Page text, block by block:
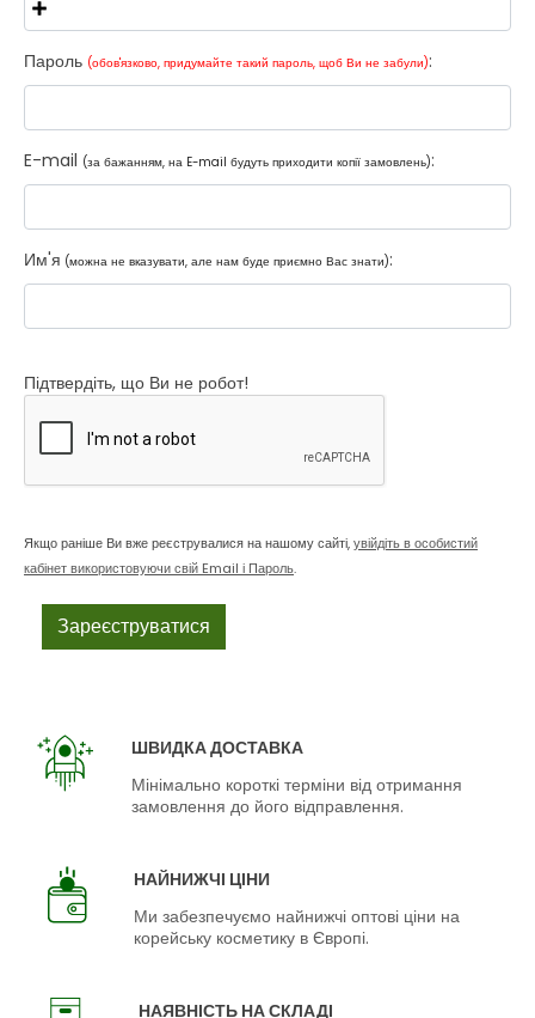
Пароль (обов'язково, придумайте такий пароль, щоб Ви не забули):
E-mail (за бажанням, на E-mail будуть приходити копії замовлень):
Им'я (можна не вказувати, але нам буде приємно Вас знати):
Підтвердіть, що Ви не робот!
Якщо раніше Ви вже реєструвалися на нашому сайті,увійдіть в особистий
кабінет використовуючи свій Email і Пароль.
ШВИДКА ДОСТАВКА
Мінімально короткі терміни від отримання
замовлення до його відправлення.
НАЙНИЖЧІ ЦІНИ
Ми забезпечуємо найнижчі оптові ціни на
корейську косметику в Європі.
НАЯВНІСТЬ НА СКЛАДІ